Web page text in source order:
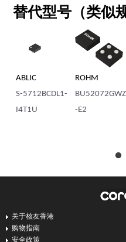
替代型号（类似
ABLIC
S-5712BCDL1-
I4T1U
ROHM
BU52072GWZ
-E2
关于核友香港
购物指南
安全政策